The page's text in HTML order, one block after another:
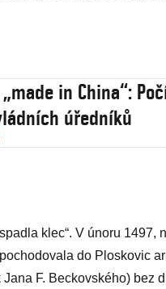
in China“:
úředníků
klec“. V únoru 1497,
do Ploskovic
F. Beckovského) bez